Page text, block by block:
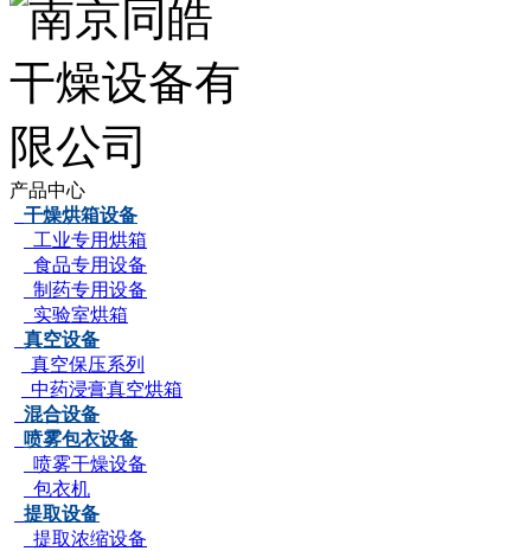
产品中心
干燥烘箱设备
工业专用烘箱
食品专用设备
制药专用设备
实验室烘箱
真空设备
真空保压系列
中药浸膏真空烘箱
混合设备
喷雾包衣设备
喷雾干燥设备
包衣机
提取设备
提取浓缩设备